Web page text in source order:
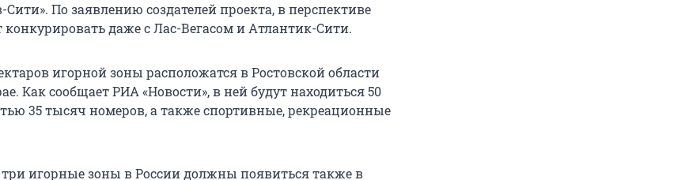
По заявлению создателей проекта, в перспективе
конкурировать даже с Лас-Вегасом и Атлантик-Сити.
игорной зоны расположатся в Ростовской области
Как сообщает РИА «Новости», в ней будут находиться 50
35 тысяч номеров, а также спортивные, рекреационные
игорные зоны в России должны появиться также в